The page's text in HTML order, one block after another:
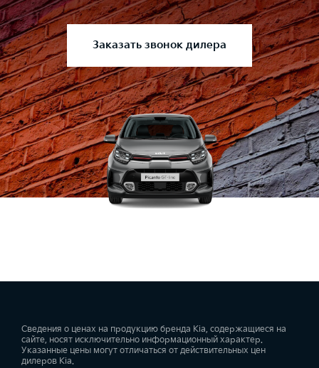
Заказать звонок дилера
Сведения о ценах на продукцию бренда Kia, содержащиеся на
сайте, носят исключительно информационный характер.
Указанные цены могут отличаться от действительных цен
дилеров Kia.